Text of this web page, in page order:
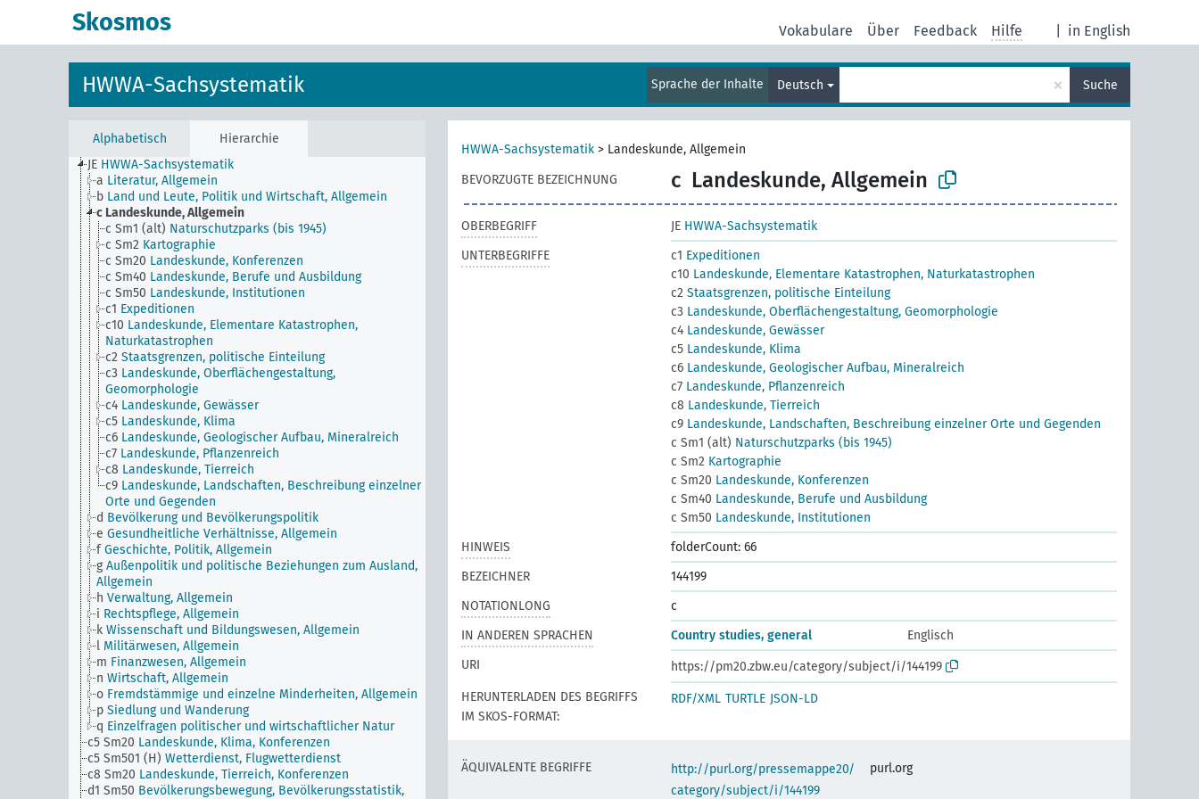
Skosmos in English
Vokabulare Über Feedback Hilfe
HWWA-Sachsystematik Sprache der Inhalte Deutsch × Suche
Alphabetisch
Hierarchie
JE HWWA-Sachsystematik
a Literatur, Allgemein
b Land und Leute, Politik und Wirtschaft, Allgemein
c Landeskunde, Allgemein
c Sm1 (alt) Naturschutzparks (bis 1945)
c Sm2 Kartographie
c Sm20 Landeskunde, Konferenzen
c Sm40 Landeskunde, Berufe und Ausbildung
c Sm50 Landeskunde, Institutionen
c1 Expeditionen
c10 Landeskunde, Elementare Katastrophen,
Naturkatastrophen
c2 Staatsgrenzen, politische Einteilung
c3 Landeskunde, Oberflächengestaltung,
Geomorphologie
c4 Landeskunde, Gewässer
c5 Landeskunde, Klima
c6 Landeskunde, Geologischer Aufbau, Mineralreich
c7 Landeskunde, Pflanzenreich
c8 Landeskunde, Tierreich
c9 Landeskunde, Landschaften, Beschreibung einzelner
Orte und Gegenden
d Bevölkerung und Bevölkerungspolitik
e Gesundheitliche Verhältnisse, Allgemein
f Geschichte, Politik, Allgemein
g Außenpolitik und politische Beziehungen zum Ausland,
Allgemein
h Verwaltung, Allgemein
i Rechtspflege, Allgemein
k Wissenschaft und Bildungswesen, Allgemein
l Militärwesen, Allgemein
m Finanzwesen, Allgemein
n Wirtschaft, Allgemein
o Fremdstämmige und einzelne Minderheiten, Allgemein
p Siedlung und Wanderung
q Einzelfragen politischer und wirtschaftlicher Natur
c5 Sm20 Landeskunde, Klima, Konferenzen
c5 Sm501 (H) Wetterdienst, Flugwetterdienst
c8 Sm20 Landeskunde, Tierreich, Konferenzen
d1 Sm50 Bevölkerungsbewegung, Bevölkerungsstatistik,
HWWA-Sachsystematik > Landeskunde, Allgemein
BEVORZUGTE BEZEICHNUNG
c Landeskunde, Allgemein
OBERBEGRIFF JE HWWA-Sachsystematik
UNTERBEGRIFFE
c1 Expeditionen
c10 Landeskunde, Elementare Katastrophen, Naturkatastrophen
c2 Staatsgrenzen, politische Einteilung
c3 Landeskunde, Oberflächengestaltung, Geomorphologie
c4 Landeskunde, Gewässer
c5 Landeskunde, Klima
c6 Landeskunde, Geologischer Aufbau, Mineralreich
c7 Landeskunde, Pflanzenreich
c8 Landeskunde, Tierreich
c9 Landeskunde, Landschaften, Beschreibung einzelner Orte und Gegenden
c Sm1 (alt) Naturschutzparks (bis 1945)
c Sm2 Kartographie
c Sm20 Landeskunde, Konferenzen
c Sm40 Landeskunde, Berufe und Ausbildung
c Sm50 Landeskunde, Institutionen
HINWEIS
folderCount: 66
BEZEICHNER
144199
NOTATIONLONG
c
IN ANDEREN SPRACHEN
Country studies, general
Englisch
URI
https://pm20.zbw.eu/category/subject/i/144199
HERUNTERLADEN DES BEGRIFFS
IM SKOS-FORMAT:
RDF/XML TURTLE JSON-LD
ÄQUIVALENTE BEGRIFFE
http://purl.org/pressemappe20/
category/subject/i/144199
purl.org